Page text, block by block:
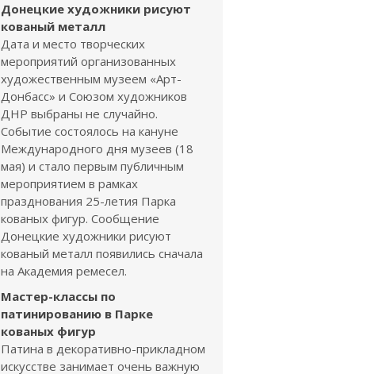
Донецкие художники рисуют
кованый металл
Дата и место творческих
мероприятий организованных
художественным музеем «Арт-
Донбасс» и Союзом художников
ДНР выбраны не случайно.
Событие состоялось на кануне
Международного дня музеев (18
мая) и стало первым публичным
мероприятием в рамках
празднования 25-летия Парка
кованых фигур. Сообщение
Донецкие художники рисуют
кованый металл появились сначала
на Академия ремесел.
Мастер-классы по
патинированию в Парке
кованых фигур
Патина в декоративно-прикладном
искусстве занимает очень важную